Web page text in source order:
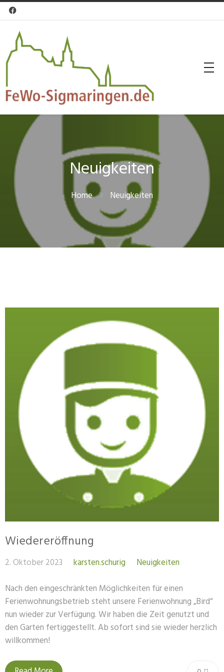

Neuigkeiten
Home Neuigkeiten
Wiedereröffnung
2. Oktober 2023 karsten.schurig
Neuigkeiten
Nach den eingeschränkten Möglichkeiten für einen
Ferienwohnungsbetrieb steht unsere Ferienwohnung „Bird“
nun wieder zur Verfügung. Wir haben die Zeit genutzt und
den Garten fertiggestellt. Ab sofort sind sie wieder herzlich
willkommen!